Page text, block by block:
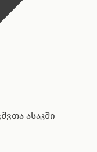
ასაკში